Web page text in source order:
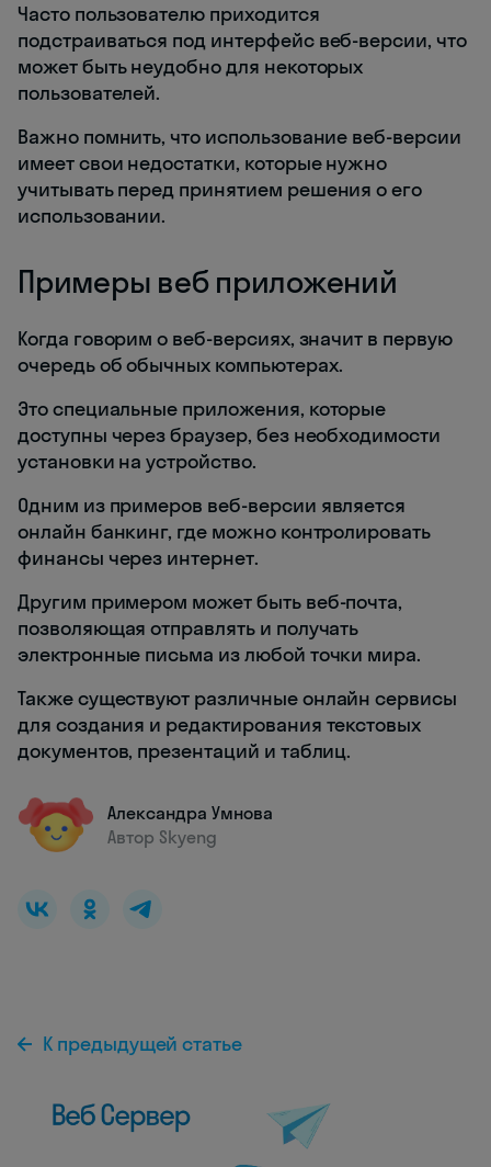
Часто пользователю приходится
подстраиваться под интерфейс веб-версии, что
может быть неудобно для некоторых
пользователей.
Важно помнить, что использование веб-версии
имеет свои недостатки, которые нужно
учитывать перед принятием решения о его
использовании.
Примеры веб приложений
Когда говорим о веб-версиях, значит в первую
очередь об обычных компьютерах.
Это специальные приложения, которые
доступны через браузер, без необходимости
установки на устройство.
Одним из примеров веб-версии является
онлайн банкинг, где можно контролировать
финансы через интернет.
Другим примером может быть веб-почта,
позволяющая отправлять и получать
электронные письма из любой точки мира.
Также существуют различные онлайн сервисы
для создания и редактирования текстовых
документов, презентаций и таблиц.
Александра Умнова
Автор Skyeng
К предыдущей статье